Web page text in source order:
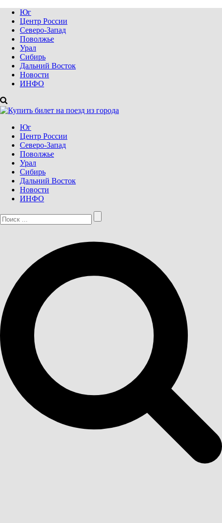
Юг
Центр России
Северо-Запад
Поволжье
Урал
Сибирь
Дальний Восток
Новости
ИНФО
Юг
Центр России
Северо-Запад
Поволжье
Урал
Сибирь
Дальний Восток
Новости
ИНФО